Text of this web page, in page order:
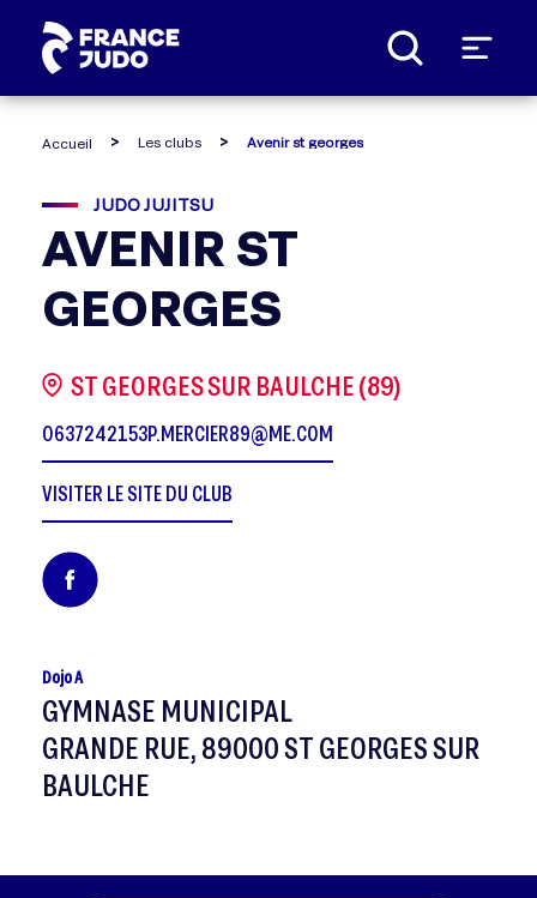
Accueil Les clubs Avenir st georges
JUDO JUJITSU
AVENIR ST
GEORGES
ST GEORGES SUR BAULCHE (89)
0637242153P.MERCIER89@ME.COM
VISITER LE SITE DU CLUB
Dojo A
GYMNASE MUNICIPAL
GRANDE RUE, 89000 ST GEORGES SUR
BAULCHE